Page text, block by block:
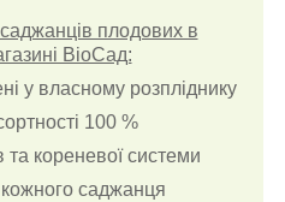
плодових в
ВіоСад:
у власному розпліднику
100 %
та кореневої системи
саджанця